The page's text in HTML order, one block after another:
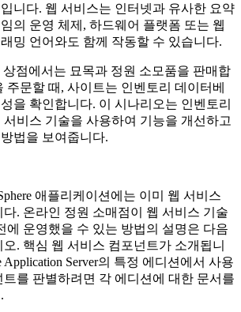
니다. 웹 서비스는 인터넷과 유사한 요약
의 운영 체제, 하드웨어 플랫폼 또는 웹
밍 언어와도 함께 작동할 수 있습니다.
상점에서는 묘목과 정원 소모품을 판매합
주문할 때, 사이트는 인벤토리 데이터베
을 확인합니다. 이 시나리오는 인벤토리
비스 기술을 사용하여 기능을 개선하고
법을 보여줍니다.
애플리케이션에는 이미 웹 서비스
다. 온라인 정원 소매점이 웹 서비스 기술
에 운영했을 수 있는 방법의 설명은 다음
. 핵심 웹 서비스 컴포넌트가 소개됩니
Application Server의 특정 에디션에서 사용
트를 판별하려면 각 에디션에 대한 문서를